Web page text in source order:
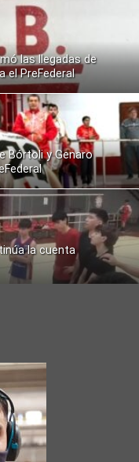
las llegadas de
el PreFederal
Bórtoli y Genaro
la cuenta